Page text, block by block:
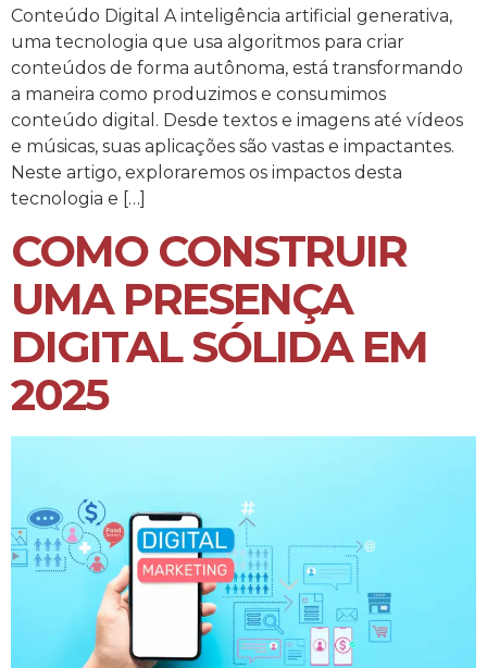
Conteúdo Digital A inteligência artificial generativa,
uma tecnologia que usa algoritmos para criar
conteúdos de forma autônoma, está transformando
a maneira como produzimos e consumimos
conteúdo digital. Desde textos e imagens até vídeos
e músicas, suas aplicações são vastas e impactantes.
Neste artigo, exploraremos os impactos desta
tecnologia e […]
COMO CONSTRUIR
UMA PRESENÇA
DIGITAL SÓLIDA EM
2025